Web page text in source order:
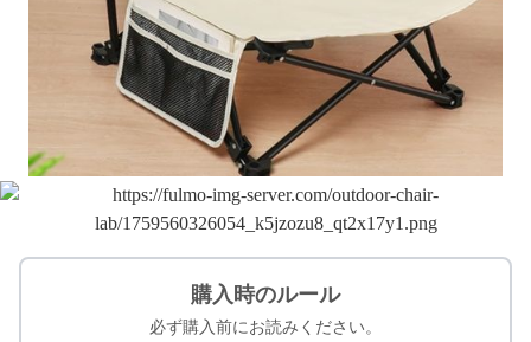
購入時のルール
必ず購入前にお読みください。